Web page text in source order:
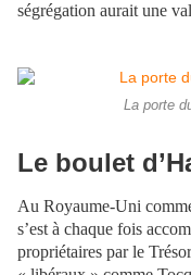
ségrégation aurait une
La porte
Le boulet
Au Royaume-Uni
s’est à chaque fois
propriétaires par le